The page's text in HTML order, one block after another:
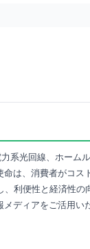
系光回線、ホームル
は、消費者がコス
利便性と経済性の
ディアをご活用い